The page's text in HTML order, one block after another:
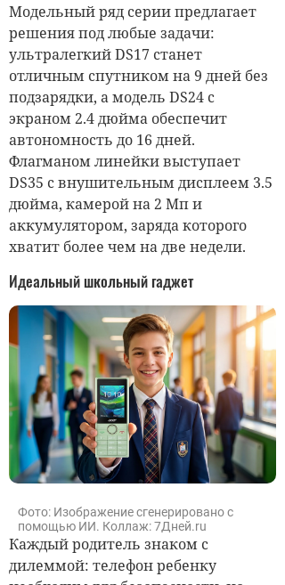
Модельный ряд серии предлагает
решения под любые задачи:
ультралегкий DS17 станет
отличным спутником на 9 дней без
подзарядки, а модель DS24 с
экраном 2.4 дюйма обеспечит
автономность до 16 дней.
Флагманом линейки выступает
DS35 с внушительным дисплеем 3.5
дюйма, камерой на 2 Мп и
аккумулятором, заряда которого
хватит более чем на две недели.
Идеальный школьный гаджет
Фото: Изображение сгенерировано с
помощью ИИ. Коллаж: 7Дней.ru
Каждый родитель знаком с
дилеммой: телефон ребенку